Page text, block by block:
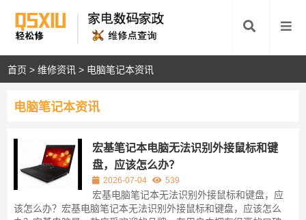
首页 >维修资讯 > 电脑笔记本资讯
电脑笔记本资讯
宏基笔记本电脑无法识别外接鼠标和键
盘，应该怎么办？
2026-07-04 539
宏基电脑笔记本无法识别外接鼠标和键盘，应
该怎么办？宏基电脑笔记本无法识别外接鼠标和键盘，应该怎么